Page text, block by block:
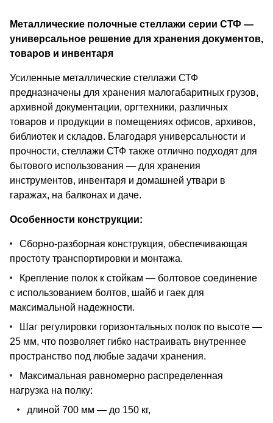
Металлические полочные стеллажи серии СТФ —
универсальное решение для хранения документов,
товаров и инвентаря
Усиленные металлические стеллажи СТФ
предназначены для хранения малогабаритных грузов,
архивной документации, оргтехники, различных
товаров и продукции в помещениях офисов, архивов,
библиотек и складов. Благодаря универсальности и
прочности, стеллажи СТФ также отлично подходят для
бытового использования — для хранения
инструментов, инвентаря и домашней утвари в
гаражах, на балконах и даче.
Особенности конструкции:
Сборно-разборная конструкция, обеспечивающая
простоту транспортировки и монтажа.
Крепление полок к стойкам — болтовое соединение
с использованием болтов, шайб и гаек для
максимальной надежности.
Шаг регулировки горизонтальных полок по высоте —
25 мм, что позволяет гибко настраивать внутреннее
пространство под любые задачи хранения.
Максимальная равномерно распределенная
нагрузка на полку:
длиной 700 мм — до 150 кг,